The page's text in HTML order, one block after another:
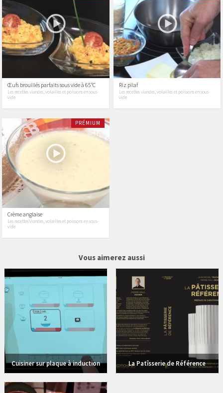
Œufs brouillés parfaits sous vide à 65°C
Les recettes viandes, volailles et poissons en sous-
vide
Riz pilaf
Les recettes viandes, volailles et poissons en sous-
vide
PRÉMIUM
Crème anglaise
Les recettes viandes, volailles et poissons en sous-
vide
Vous aimerez aussi
Cuisiner sur plaque à induction La Patîsserie de Référence
1 vidéos